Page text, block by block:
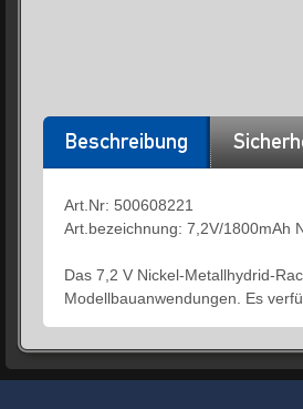
Beschreibung
Art.Nr: 500608221
Art.bezeichnung: 7,2V/1800mAh
Das 7,2 V Nickel-Metallhydrid-
Modellbauanwendungen. Es